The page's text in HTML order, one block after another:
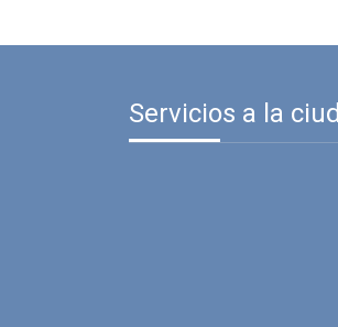
Servicios a la